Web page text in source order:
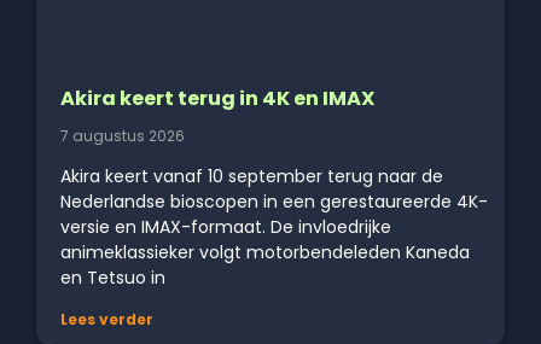
Akira keert terug in 4K en IMAX
7 augustus 2026
Akira keert vanaf 10 september terug naar de
Nederlandse bioscopen in een gerestaureerde 4K-
versie en IMAX-formaat. De invloedrijke
animeklassieker volgt motorbendeleden Kaneda
en Tetsuo in
Lees verder